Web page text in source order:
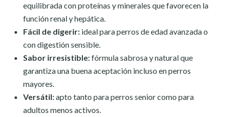
equilibrada con proteínas y minerales que favorecen la
función renal y hepática.
Fácil de digerir:ideal para perros de edad avanzada o
con digestión sensible.
Sabor irresistible:fórmula sabrosa y natural que
garantiza una buena aceptación incluso en perros
mayores.
Versátil:apto tanto para perros senior como para
adultos menos activos.